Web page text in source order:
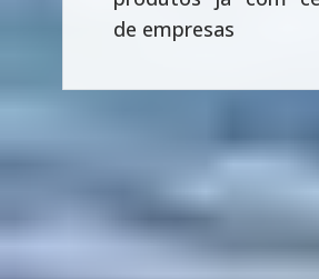
de empresas